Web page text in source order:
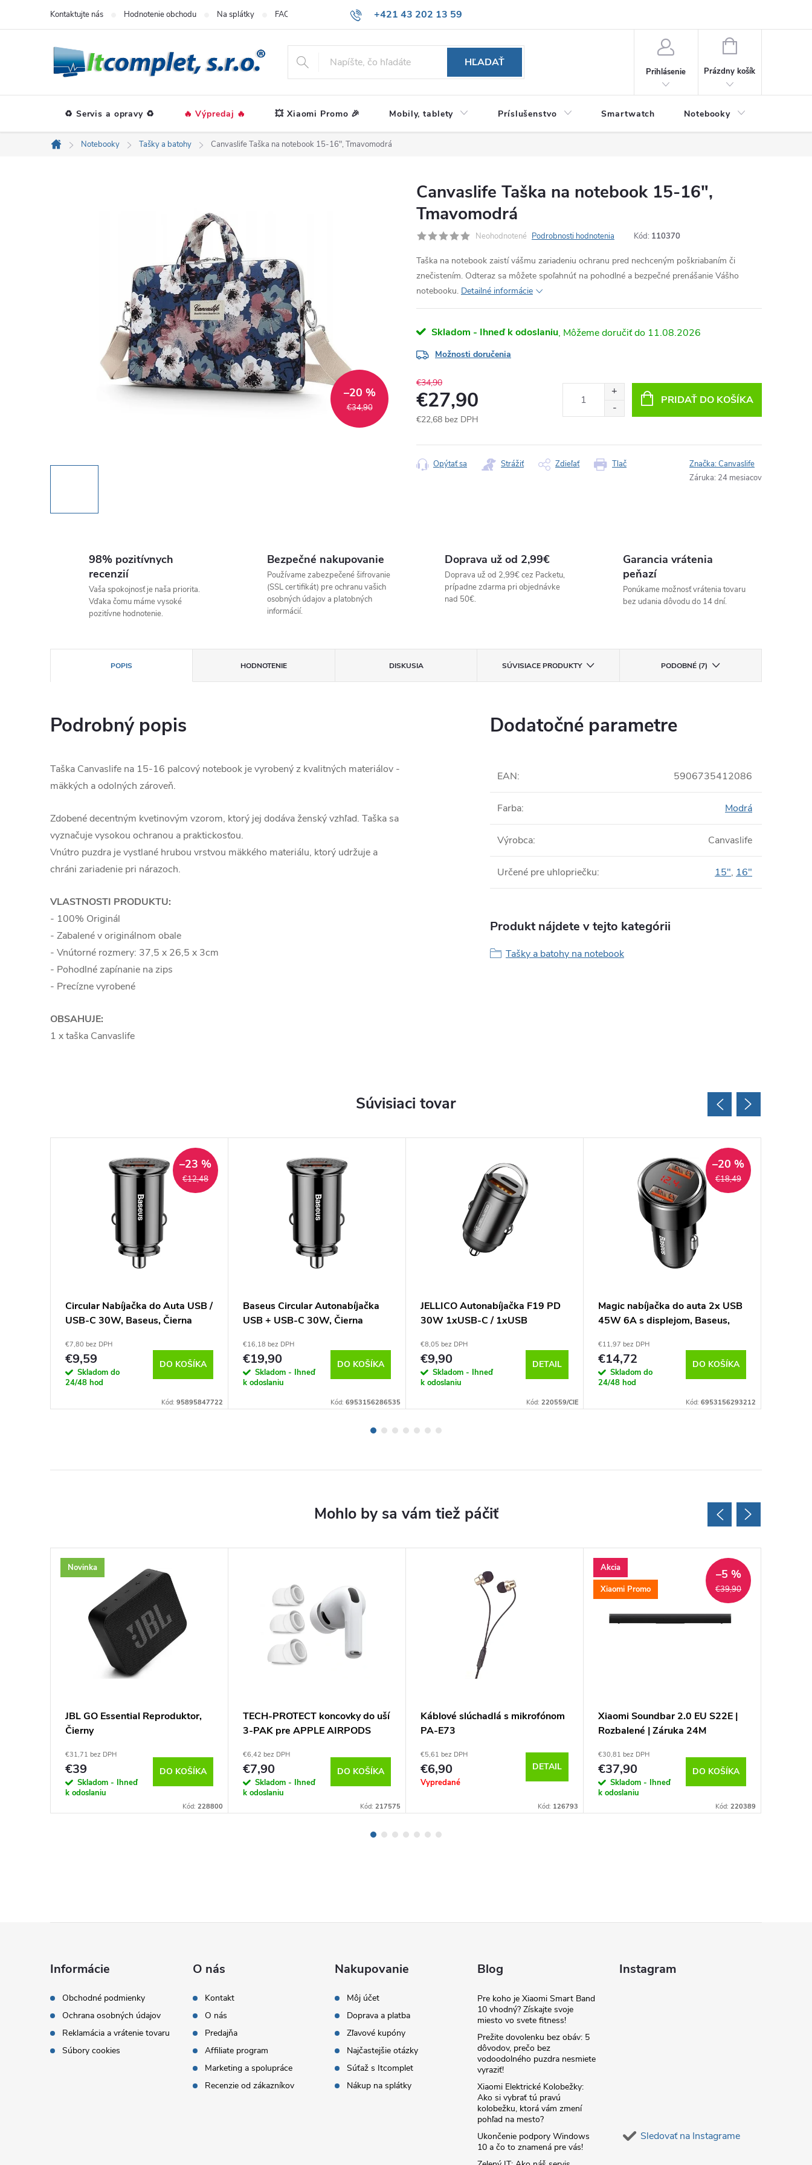
+421 43 202 13 59
Kontaktujte nás Hodnotenie obchodu Na splátky FAQ
HĽADAŤ
Prihlásenie
NÁKUPNÝ
Prázdny košík
♻️ Servis a opravy ♻️ 🔥 Výpredaj 🔥 💥 Xiaomi Promo 🎉 Mobily, tablety Príslušenstvo Smartwatch Notebooky
Domov
Notebooky Tašky a batohy Canvaslife Taška na notebook 15-16", Tmavomodrá
€34,90
–20 %
Canvaslife Taška na notebook 15-16",
Tmavomodrá
Neohodnotené Podrobnosti hodnotenia Kód: 110370
Taška na notebook zaistí vášmu zariadeniu ochranu pred nechceným poškriabaním či
znečistením. Odteraz sa môžete spoľahnúť na pohodlné a bezpečné prenášanie Vášho
notebooku. Detailné informácie
Skladom - Ihneď k odoslaniu 11.08.2026
Možnosti doručenia
€34,90
€27,90
€22,68 bez DPH
cena:
PRIDAŤ DO KOŠÍKA
Tlač
Opýtať sa Strážiť Zdieľať Značka:Canvaslife
Záruka: 24 mesiacov
98% pozitívnych
recenzií
Vaša spokojnosť je naša priorita.
Vďaka čomu máme vysoké
pozitívne hodnotenie.
Bezpečné nakupovanie
Používame zabezpečené šifrovanie
(SSL certifikát) pre ochranu vašich
osobných údajov a platobných
informácií.
Doprava už od 2,99€
Doprava už od 2,99€ cez Packetu,
prípadne zdarma pri objednávke
nad 50€.
Garancia vrátenia
peňazí
Ponúkame možnosť vrátenia tovaru
bez udania dôvodu do 14 dní.
POPIS HODNOTENIE DISKUSIA SÚVISIACE PRODUKTY PODOBNÉ (7)
Podrobný popis
Taška Canvaslife na 15-16 palcový notebook je vyrobený z kvalitných materiálov -
mäkkých a odolných zároveň.
Zdobené decentným kvetinovým vzorom, ktorý jej dodáva ženský vzhľad. Taška sa
vyznačuje vysokou ochranou a praktickosťou.
Vnútro puzdra je vystlané hrubou vrstvou mäkkého materiálu, ktorý udržuje a
chráni zariadenie pri nárazoch.
VLASTNOSTI PRODUKTU:
- 100% Originál
- Zabalené v originálnom obale
- Vnútorné rozmery: 37,5 x 26,5 x 3cm
- Pohodlné zapínanie na zips
- Precízne vyrobené
OBSAHUJE:
1 x taška Canvaslife
Dodatočné parametre
EAN: 5906735412086
Farba: Modrá
Výrobca: Canvaslife
Určené pre uhlopriečku: 15", 16"
Produkt nájdete v tejto kategórii
Tašky a batohy na notebook
Súvisiaci tovar
€12,48
–23 %
Circular Nabíjačka do Auta USB /
USB-C 30W, Baseus, Čierna
€7,80 bez DPH
€9,59
Skladom do
24/48 hod
DO KOŠÍKA
Kód: 95895847722
Baseus Circular Autonabíjačka
USB + USB-C 30W, Čierna
€16,18 bez DPH
€19,90
Skladom - Ihneď
k odoslaniu
DO KOŠÍKA
Kód: 6953156286535
JELLICO Autonabíjačka F19 PD
30W 1xUSB-C / 1xUSB
€8,05 bez DPH
€9,90
Skladom - Ihneď
k odoslaniu
DETAIL
Kód: 220559/CIE
€18,49
–20 %
Magic nabíjačka do auta 2x USB
45W 6A s displejom, Baseus,
€11,97 bez DPH
€14,72
Skladom do
24/48 hod
DO KOŠÍKA
Kód: 6953156293212
Novinka
JBL GO Essential Reproduktor,
Čierny
€31,71 bez DPH
€39
Skladom - Ihneď
k odoslaniu
DO KOŠÍKA
Kód: 228800
TECH-PROTECT koncovky do uší
3-PAK pre APPLE AIRPODS
€6,42 bez DPH
€7,90
Skladom - Ihneď
k odoslaniu
DO KOŠÍKA
Kód: 217575
Káblové slúchadlá s mikrofónom
PA-E73
€5,61 bez DPH
€6,90
Vypredané
DETAIL
Kód: 126793
Akcia
Xiaomi Promo
€39,90
–5 %
Xiaomi Soundbar 2.0 EU S22E |
Rozbalené | Záruka 24M
€30,81 bez DPH
€37,90
Skladom - Ihneď
k odoslaniu
DO KOŠÍKA
Kód: 220389
Informácie
Obchodné podmienky
Ochrana osobných údajov
Reklamácia a vrátenie tovaru
Súbory cookies
O nás
Kontakt
O nás
Predajňa
Affiliate program
Marketing a spolupráce
Recenzie od zákazníkov
Nakupovanie
Môj účet
Doprava a platba
Zľavové kupóny
Najčastejšie otázky
Súťaž s Itcomplet
Nákup na splátky
Blog
Pre koho je Xiaomi Smart Band
10 vhodný? Získajte svoje
miesto vo svete fitness!
Prežite dovolenku bez obáv: 5
dôvodov, prečo bez
vodoodolného puzdra nesmiete
vyraziť!
Xiaomi Elektrické Kolobežky:
Ako si vybrať tú pravú
kolobežku, ktorá vám zmení
pohľad na mesto?
Ukončenie podpory Windows
10 a čo to znamená pre vás!
Instagram
Sledovať na Instagrame